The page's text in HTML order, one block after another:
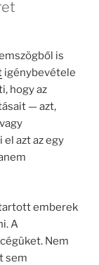
is
igénybevétele
hogy az
— azt,
azt az egy
emberek
A
Nem
sem